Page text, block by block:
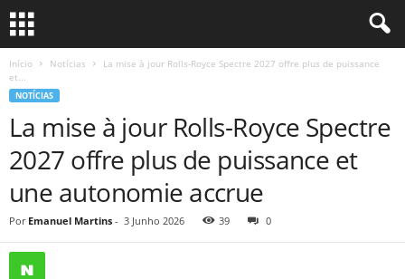
Início Notícias
La mise à jour Rolls-Royce Spectre 2027 offre plus de puissance
et...
NOTÍCIAS
La mise à jour Rolls-Royce Spectre
2027 offre plus de puissance et
une autonomie accrue
Por Emanuel Martins - 3 Junho 2026 39 0